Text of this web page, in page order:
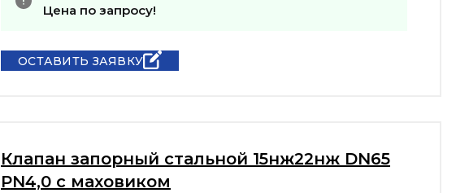
Цена по запросу!
ОСТАВИТЬ ЗАЯВКУ
Клапан запорный стальной 15нж22нж DN65
PN4,0 с маховиком